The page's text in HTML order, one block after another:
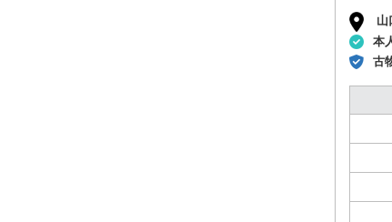
山
本
古